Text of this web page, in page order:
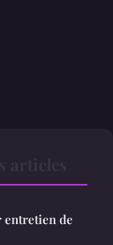
entretien de